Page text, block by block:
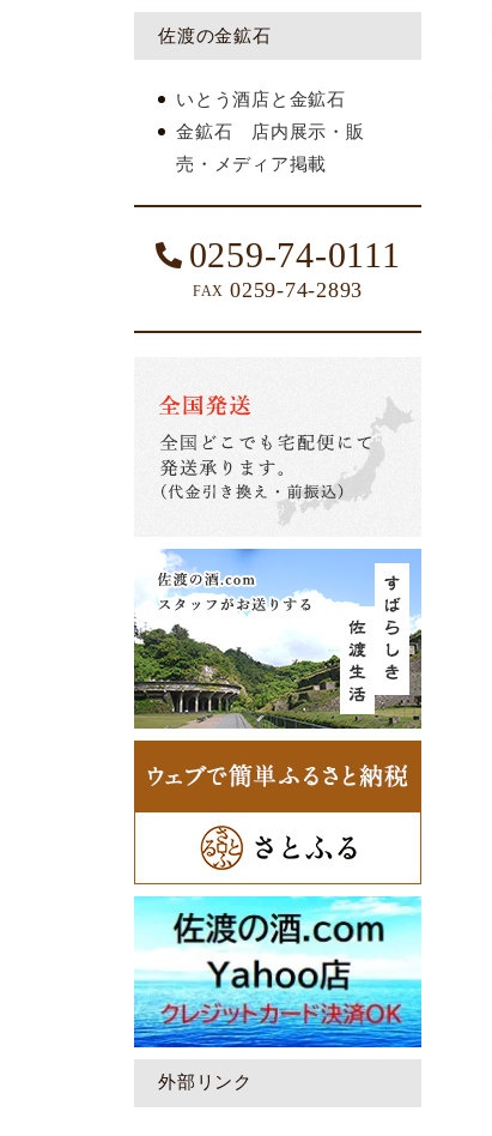
佐渡の金鉱石
いとう酒店と金鉱石
金鉱石 店内展示・販
売・メディア掲載
0259-74-0111
FAX 0259-74-2893
外部リンク